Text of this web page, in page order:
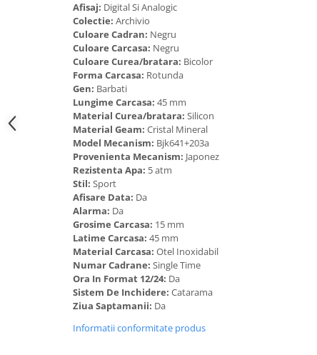
Cadouri pentru Mama
Cadouri pentru profesori sau absolventi
Cadouri Back to school
Cadouri de Paște
Cadouri Traditionale Romanesti
Cadouri pentru CUPLU El & Ea
Cadouri Iubitori de animale
Cadouri GRAVIDE
Cadouri pentru sportivi
Cadouri Pensionare
Cadouri Colegi, sefi sau angajati
Cadouri pentru Doctori
Cadouri pentru Sfânta Maria
Afisaj: Digital Si Analogic
Colectie: Archivio
Culoare Cadran: Negru
Culoare Carcasa: Negru
Culoare Curea/bratara: Bicolor
Forma Carcasa: Rotunda
Gen: Barbati
Lungime Carcasa: 45 mm
Material Curea/bratara: Silicon
Material Geam: Cristal Mineral
Model Mecanism: Bjk641+203a
Provenienta Mecanism: Japonez
Rezistenta Apa: 5 atm
Stil: Sport
Afisare Data: Da
Alarma: Da
Grosime Carcasa: 15 mm
Latime Carcasa: 45 mm
Material Carcasa: Otel Inoxidabil
Numar Cadrane: Single Time
Ora In Format 12/24: Da
Sistem De Inchidere: Catarama
Ziua Saptamanii: Da
Informatii conformitate produs